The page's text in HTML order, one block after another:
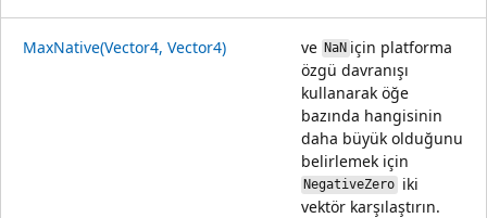
MaxNative(Vector4, Vector4) ve NaN için platforma
özgü davranışı
kullanarak öğe
bazında hangisinin
daha büyük olduğunu
belirlemek için
NegativeZero iki
vektör karşılaştırın.